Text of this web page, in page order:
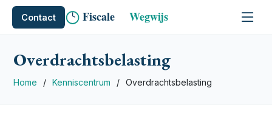
Contact
Overdrachtsbelasting
Home Kenniscentrum Overdrachtsbelasting